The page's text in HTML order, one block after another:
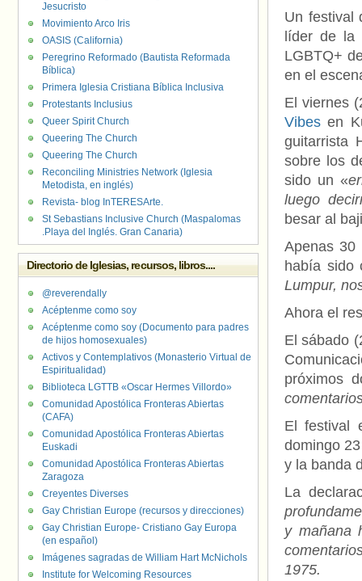
Un festival
líder de la
LGBTQ+
en el
El viernes
Vibes en
guitarrista
sobre los
sido un «
luego
besar al
Apenas 30
había
Lumpur,
Ahora el
El sábado
próximos
El festival
domingo
y la banda
La
y mañana
1975.
Jesucristo
Movimiento Arco Iris
OASIS (California)
Peregrino Reformado (Bautista Reformada
Bíblica)
Primera Iglesia Cristiana Bíblica Inclusiva
Protestants Inclusius
Queer Spirit Church
Queering The Church
Queering The Church
Reconciling Ministries Network (Iglesia
Metodista, en inglés)
Revista- blog InTERESArte.
St Sebastians Inclusive Church (Maspalomas
.Playa del Inglés. Gran Canaria)
Directorio de Iglesias, recursos, libros....
@reverendally
Acéptenme como soy
Acéptenme como soy (Documento para padres
de hijos homosexuales)
Activos y Contemplativos (Monasterio Virtual de
Espiritualidad)
Biblioteca LGTTB «Oscar Hermes Villordo»
Comunidad Apostólica Fronteras Abiertas
(CAFA)
Comunidad Apostólica Fronteras Abiertas
Euskadi
Comunidad Apostólica Fronteras Abiertas
Zaragoza
Creyentes Diverses
Gay Christian Europe (recursos y direcciones)
Gay Christian Europe- Cristiano Gay Europa
(en español)
Imágenes sagradas de William Hart McNichols
Institute for Welcoming Resources